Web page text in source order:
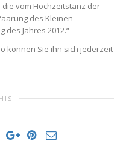
vom Hochzeitstanz der
des Kleinen
des Jahres 2012.“
können Sie ihn sich jederzeit